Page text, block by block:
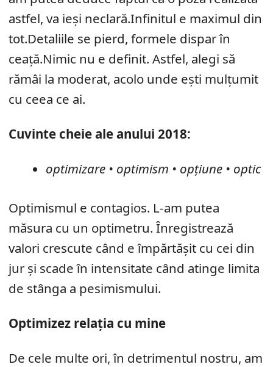
astfel, va ieși neclară.Infinitul e maximul din
tot.Detaliile se pierd, formele dispar în
ceață.Nimic nu e definit. Astfel, alegi să
rămâi la moderat, acolo unde ești mulțumit
cu ceea ce ai.
Cuvinte cheie ale anului 2018:
optimizare • optimism • opțiune • optic
Optimismul e contagios. L-am putea
măsura cu un optimetru. Înregistrează
valori crescute când e împărtășit cu cei din
jur și scade în intensitate când atinge limita
de stânga a pesimismului.
Optimizez relația cu mine
De cele multe ori, în detrimentul nostru, am